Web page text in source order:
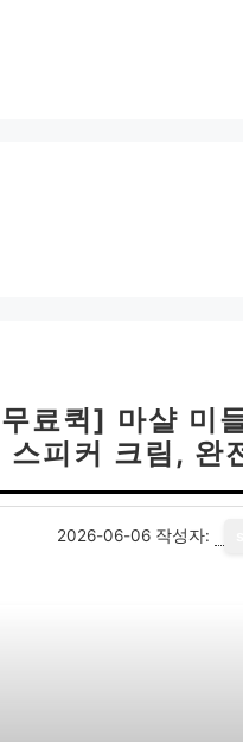
료퀵] 마샬 미
스피커 크림, 완
2026-06-06 작성자: